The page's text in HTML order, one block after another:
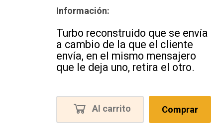
Información:
Turbo reconstruido que se envía
a cambio de la que el cliente
envía, en el mismo mensajero
que le deja uno, retira el otro.
Al carrito Comprar